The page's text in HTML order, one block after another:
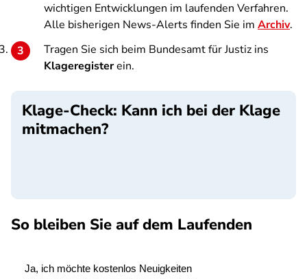
wichtigen Entwicklungen im laufenden Verfahren.
Alle bisherigen News-Alerts finden Sie im Archiv.
Tragen Sie sich beim Bundesamt für Justiz ins
Klageregisterein.
Klage-Check: Kann ich bei der Klage
mitmachen?
So bleiben Sie auf dem Laufenden